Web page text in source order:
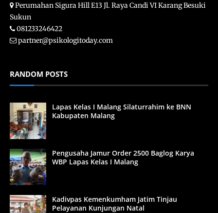
Perumahan Sigura Hill E13 Jl. Raya Candi VI Karang Besuki
Sukun
081233246422
partner@psikologitoday.com
RANDOM POSTS
Lapas Kelas I Malang Silaturrahim ke BNN
Kabupaten Malang
Pengusaha Jamur Order 2500 Baglog Karya
WBP Lapas Kelas I Malang
Kadivpas Kemenkumham Jatim Tinjau
Pelayanan Kunjungan Natal